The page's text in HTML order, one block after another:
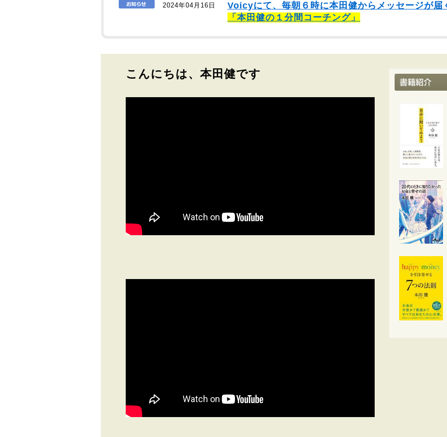
2024年04月16日
Voicyにて、毎朝６時に本田健からメッセージが届
「本田健の１分間コーチング」
こんにちは、本田健です